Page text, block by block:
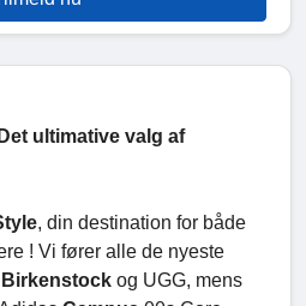
ultimative valg af
, din destination for både
! Vi fører alle de nyeste
Birkenstock og UGG, mens